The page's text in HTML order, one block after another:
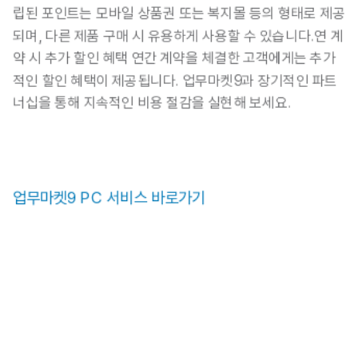
립된 포인트는 모바일 상품권 또는 복지몰 등의 형태로 제공
되며, 다른 제품 구매 시 유용하게 사용할 수 있습니다.연 계
약 시 추가 할인 혜택 연간 계약을 체결한 고객에게는 추가
적인 할인 혜택이 제공됩니다. 업무마켓9과 장기적인 파트
너십을 통해 지속적인 비용 절감을 실현해 보세요.
﻿업무마켓9 PC 서비스 바로가기